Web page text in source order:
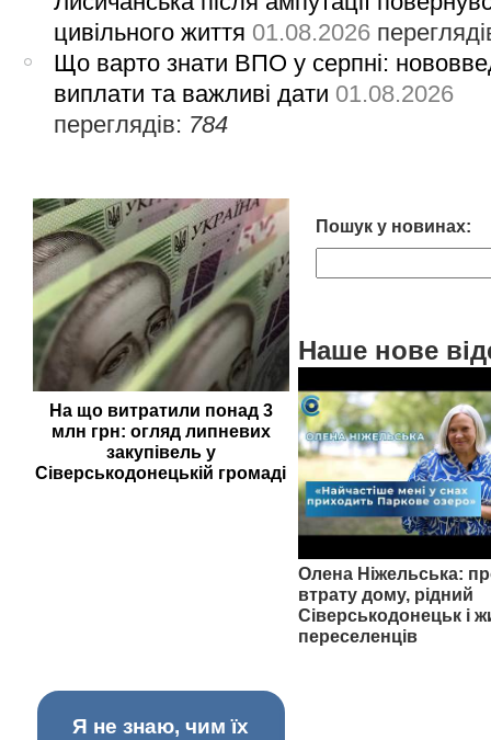
цивільного життя 01.08.2026
Що варто знати ВПО у серпні:
виплати та важливі дати 01.08.2026
переглядів: 784
На що витратили понад 3
млн грн: огляд липневих
закупівель у
Сіверськодонецькій громаді
Пошук у новинах:
Наше нове
Олена Ніжельська:
втрату дому, рідний
Сіверськодонецьк і
переселенців
Я не знаю, чим їх